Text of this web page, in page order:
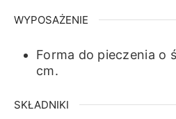
WYPOSAŻENIE
Forma do pieczenia o
cm.
SKŁADNIKI